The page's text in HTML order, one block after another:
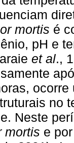
mortis é
pH e
et al.,
no
Neste
mortis e